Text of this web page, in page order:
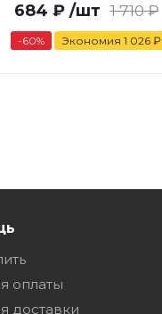
684 ₽ /шт 1 710₽
-60% Экономия 1 026 ₽
оплаты
доставки